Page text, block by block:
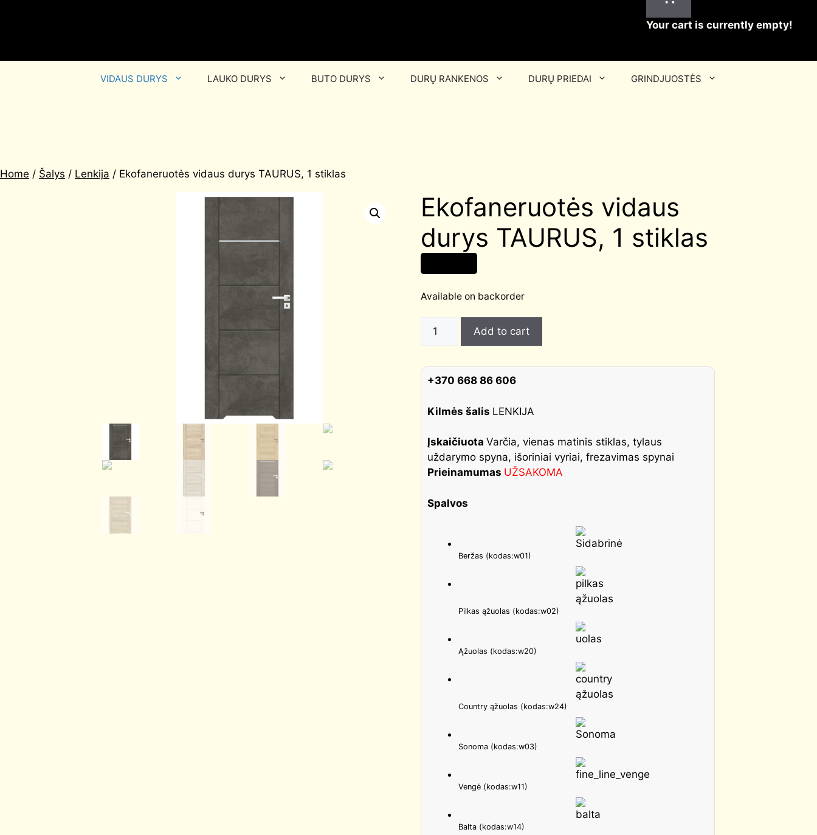
Your cart is currently empty!
VIDAUS DURYS LAUKO DURYS BUTO DURYS DURŲ RANKENOS DURŲ PRIEDAI GRINDJUOSTĖS
Home / Šalys / Lenkija / Ekofaneruotės vidaus durys TAURUS, 1 stiklas
Ekofaneruotės vidaus
durys TAURUS, 1 stiklas
Available on backorder
Ekofaneruotės
TAURUS,
quantity
Add to cart
+370 668 86 606
Kilmės šalis LENKIJA
ĮskaičiuotaVarčia, vienas matinis stiklas, tylaus
uždarymo spyna, išoriniai vyriai, frezavimas spynai
Prieinamumas UŽSAKOMA
Spalvos
Beržas (kodas:w01)
Pilkas ąžuolas (kodas:w02)
Ąžuolas (kodas:w20)
Country ąžuolas (kodas:w24)
Sonoma (kodas:w03)
Vengė (kodas:w11)
Balta (kodas:w14)